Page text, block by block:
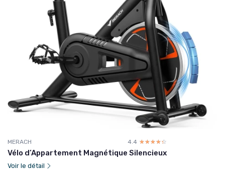
MERACH 4.4 ☆☆☆☆☆
★★★★★
Vélo d’Appartement Magnétique Silencieux
Voir le détail